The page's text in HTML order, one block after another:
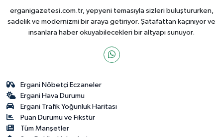
erganigazetesi.com.tr, yepyeni temasıyla sizleri buluştururken,
sadelik ve modernizmi bir araya getiriyor. Şatafattan kaçınıyor ve
insanlara haber okuyabilecekleri bir altyapı sunuyor.
Ergani Nöbetçi Eczaneler
Ergani Hava Durumu
Ergani Trafik Yoğunluk Haritası
Puan Durumu ve Fikstür
Tüm Manşetler